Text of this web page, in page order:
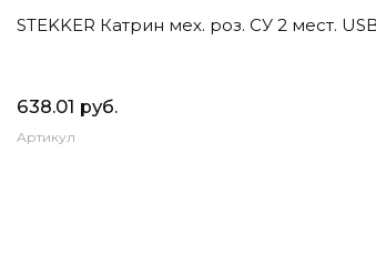
STEKKER Катрин мех. роз. СУ 2 мест.
638.01 руб.
Артикул